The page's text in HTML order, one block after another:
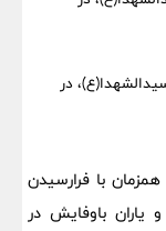
با فرارسیدن
یاران باوفایش در